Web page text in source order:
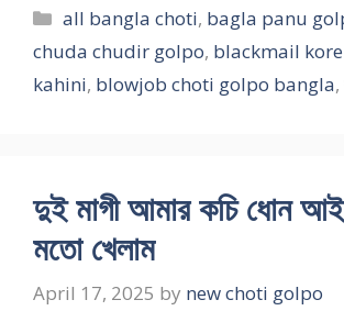
Categories
all bangla choti, bagla panu
chuda chudir golpo, blackmail
kahini, blowjob choti golpo bangla,
দুই মাগী আমার কচি ধোন
মতো খেলাম
April 17, 2025 by new choti golpo